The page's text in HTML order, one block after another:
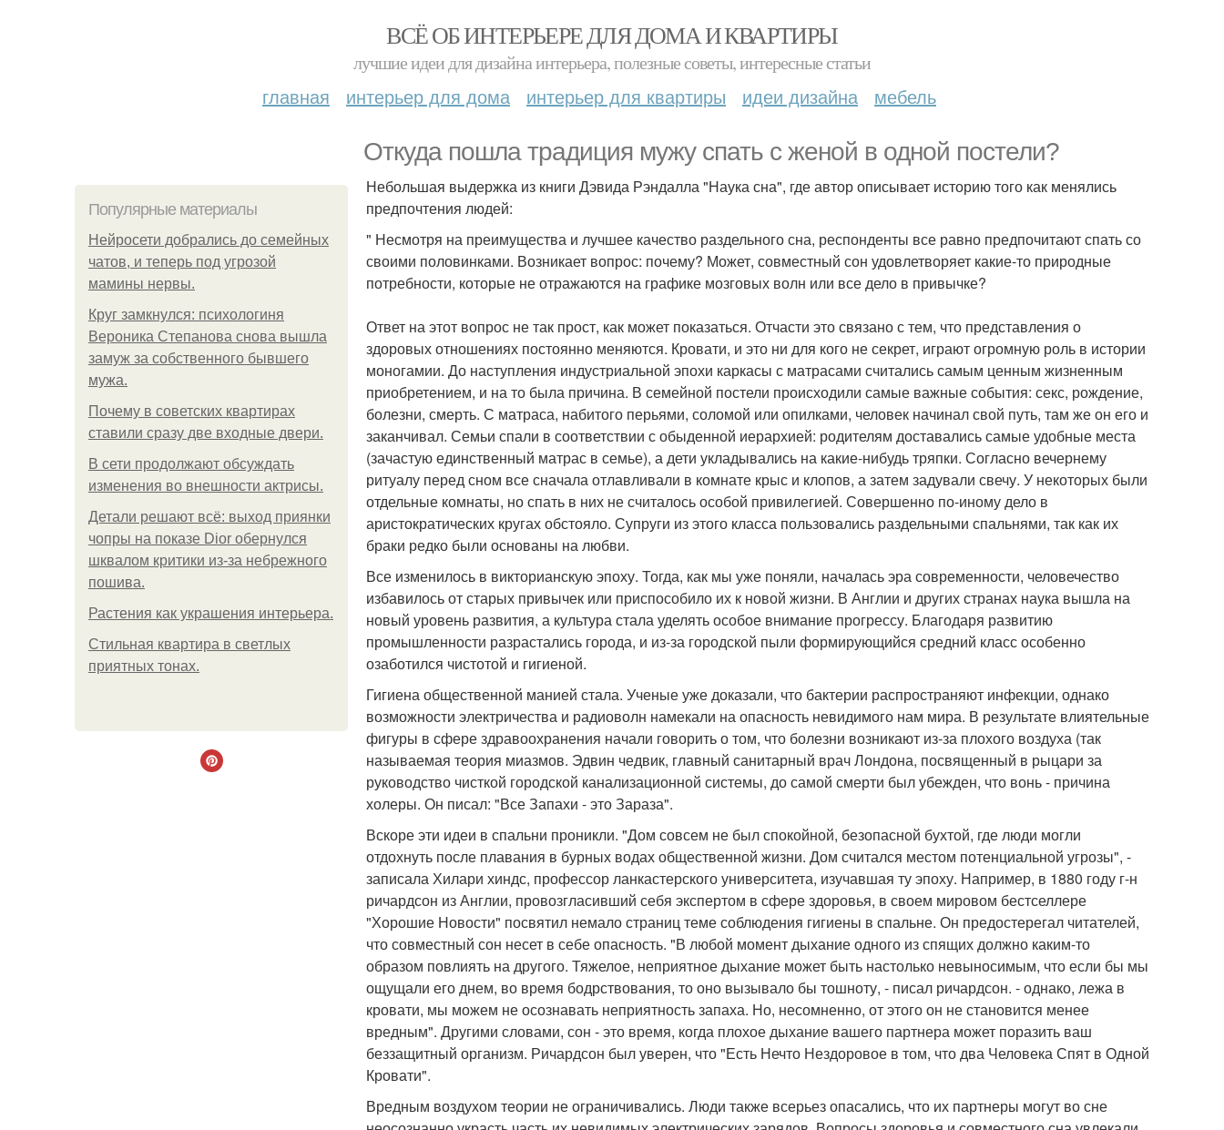
ВСЁ ОБ ИНТЕРЬЕРЕ ДЛЯ ДОМА И КВАРТИРЫ
лучшие идеи для дизайна интерьера, полезные советы, интересные статьи
главная интерьер для дома интерьер для квартиры идеи дизайна мебель
Откуда пошла традиция мужу спать с женой в одной постели?
Популярные материалы
Нейросети добрались до семейных
чатов, и теперь под угрозой
мамины нервы.
Круг замкнулся: психологиня
Вероника Степанова снова вышла
замуж за собственного бывшего
мужа.
Почему в советских квартирах
ставили сразу две входные двери.
В сети продолжают обсуждать
изменения во внешности актрисы.
Детали решают всё: выход приянки
чопры на показе Dior обернулся
шквалом критики из-за небрежного
пошива.
Растения как украшения интерьера.
Стильная квартира в светлых
приятных тонах.
Небольшая выдержка из книги Дэвида Рэндалла "Наука сна", где автор описывает историю того как менялись
предпочтения людей:
" Несмотря на преимущества и лучшее качество раздельного сна, респонденты все равно предпочитают спать со
своими половинками. Возникает вопрос: почему? Может, совместный сон удовлетворяет какие-то природные
потребности, которые не отражаются на графике мозговых волн или все дело в привычке?
Ответ на этот вопрос не так прост, как может показаться. Отчасти это связано с тем, что представления о
здоровых отношениях постоянно меняются. Кровати, и это ни для кого не секрет, играют огромную роль в истории
моногамии. До наступления индустриальной эпохи каркасы с матрасами считались самым ценным жизненным
приобретением, и на то была причина. В семейной постели происходили самые важные события: секс, рождение,
болезни, смерть. С матраса, набитого перьями, соломой или опилками, человек начинал свой путь, там же он его и
заканчивал. Семьи спали в соответствии с обыденной иерархией: родителям доставались самые удобные места
(зачастую единственный матрас в семье), а дети укладывались на какие-нибудь тряпки. Согласно вечернему
ритуалу перед сном все сначала отлавливали в комнате крыс и клопов, а затем задували свечу. У некоторых были
отдельные комнаты, но спать в них не считалось особой привилегией. Совершенно по-иному дело в
аристократических кругах обстояло. Супруги из этого класса пользовались раздельными спальнями, так как их
браки редко были основаны на любви.
Все изменилось в викторианскую эпоху. Тогда, как мы уже поняли, началась эра современности, человечество
избавилось от старых привычек или приспособило их к новой жизни. В Англии и других странах наука вышла на
новый уровень развития, а культура стала уделять особое внимание прогрессу. Благодаря развитию
промышленности разрастались города, и из-за городской пыли формирующийся средний класс особенно
озаботился чистотой и гигиеной.
Гигиена общественной манией стала. Ученые уже доказали, что бактерии распространяют инфекции, однако
возможности электричества и радиоволн намекали на опасность невидимого нам мира. В результате влиятельные
фигуры в сфере здравоохранения начали говорить о том, что болезни возникают из-за плохого воздуха (так
называемая теория миазмов. Эдвин чедвик, главный санитарный врач Лондона, посвященный в рыцари за
руководство чисткой городской канализационной системы, до самой смерти был убежден, что вонь - причина
холеры. Он писал: "Все Запахи - это Зараза".
Вскоре эти идеи в спальни проникли. "Дом совсем не был спокойной, безопасной бухтой, где люди могли
отдохнуть после плавания в бурных водах общественной жизни. Дом считался местом потенциальной угрозы", -
записала Хилари хиндс, профессор ланкастерского университета, изучавшая ту эпоху. Например, в 1880 году г-н
ричардсон из Англии, провозгласивший себя экспертом в сфере здоровья, в своем мировом бестселлере
"Хорошие Новости" посвятил немало страниц теме соблюдения гигиены в спальне. Он предостерегал читателей,
что совместный сон несет в себе опасность. "В любой момент дыхание одного из спящих должно каким-то
образом повлиять на другого. Тяжелое, неприятное дыхание может быть настолько невыносимым, что если бы мы
ощущали его днем, во время бодрствования, то оно вызывало бы тошноту, - писал ричардсон. - однако, лежа в
кровати, мы можем не осознавать неприятность запаха. Но, несомненно, от этого он не становится менее
вредным". Другими словами, сон - это время, когда плохое дыхание вашего партнера может поразить ваш
беззащитный организм. Ричардсон был уверен, что "Есть Нечто Нездоровое в том, что два Человека Спят в Одной
Кровати".
Вредным воздухом теории не ограничивались. Люди также всерьез опасались, что их партнеры могут во сне